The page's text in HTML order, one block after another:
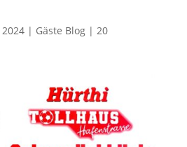
| Gäste Blog| 20